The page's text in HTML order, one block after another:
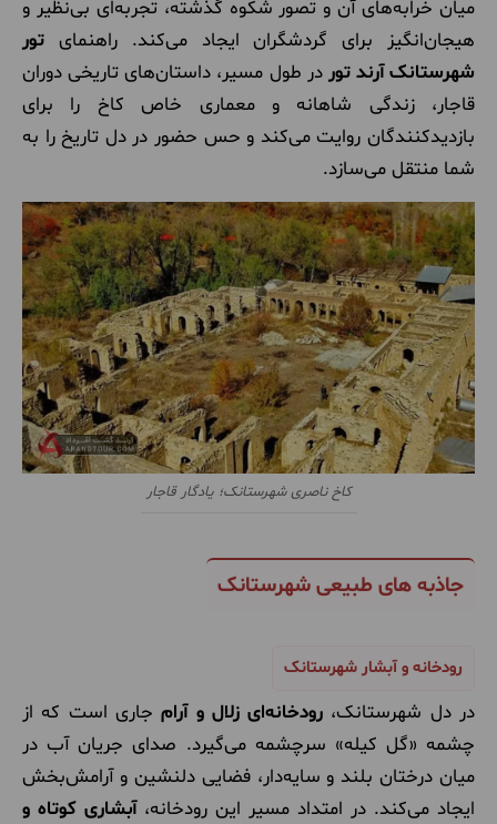
میان خرابه‌های آن و تصور شکوه گذشته، تجربه‌ای بی‌نظیر و
هیجان‌انگیز برای گردشگران ایجاد می‌کند. راهنمای تور
شهرستانک آرند تور در طول مسیر، داستان‌های تاریخی دوران
قاجار، زندگی شاهانه و معماری خاص کاخ را برای
بازدیدکنندگان روایت می‌کند و حس حضور در دل تاریخ را به
شما منتقل می‌سازد.
کاخ ناصری شهرستانک؛ یادگار قاجار
جاذبه های طبیعی شهرستانک
رودخانه و آبشار شهرستانک
در دل شهرستانک، رودخانه‌ای زلال و آرامجاری است که از
چشمه «گل کیله» سرچشمه می‌گیرد. صدای جریان آب در
میان درختان بلند و سایه‌دار، فضایی دلنشین و آرامش‌بخش
ایجاد می‌کند. در امتداد مسیر این رودخانه،آبشاری کوتاه و